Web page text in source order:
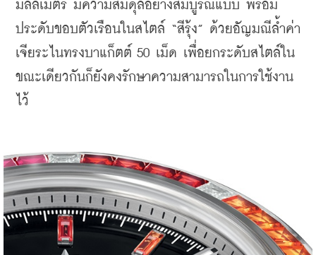
มิลลิเมตร มีความสมดุลอย่างสมบูรณ์แบบ พร้อม
ประดับขอบตัวเรือนในสไตล์ “สีรุ้ง” ด้วยอัญมณีล้ำค่า
เจียระไนทรงบาแก็ตต์ 50 เม็ด เพื่อยกระดับสไตล์ใน
ขณะเดียวกันก็ยังคงรักษาความสามารถในการใช้งาน
ไว้